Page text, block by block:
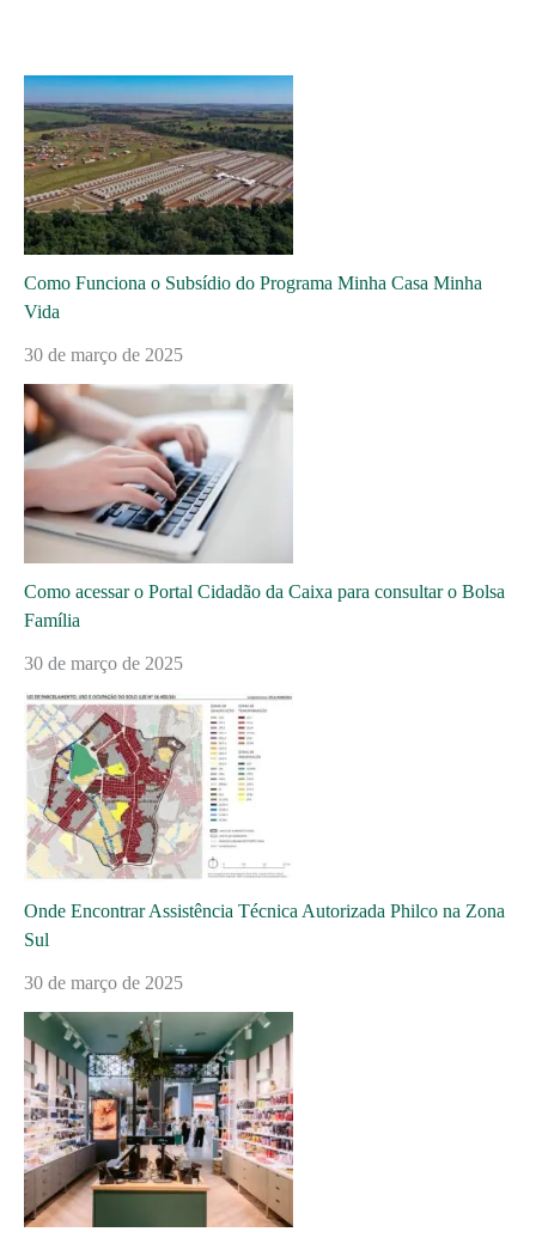
Como Funciona o Subsídio do Programa Minha Casa Minha
Vida
30 de março de 2025
Como acessar o Portal Cidadão da Caixa para consultar o Bolsa
Família
30 de março de 2025
Onde Encontrar Assistência Técnica Autorizada Philco na Zona
Sul
30 de março de 2025